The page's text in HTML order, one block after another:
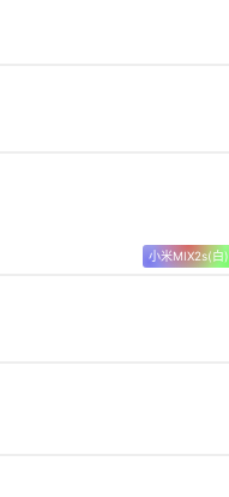
/接收速度跟不上，就应
小米MIX2s(白)